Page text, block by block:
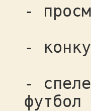
-
-
-
футбол